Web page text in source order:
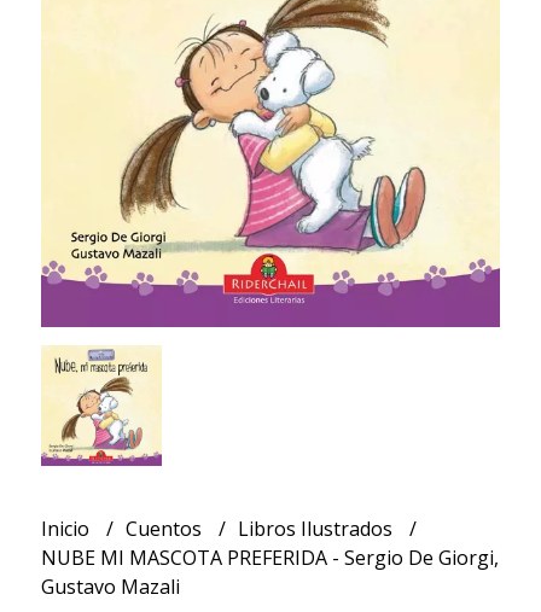
Inicio Cuentos
Libros Ilustrados
NUBE MI MASCOTA PREFERIDA - Sergio De Giorgi,
Gustavo Mazali